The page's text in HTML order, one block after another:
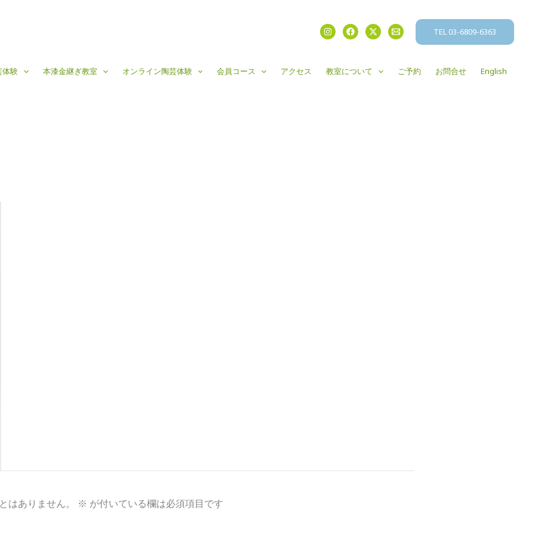
TEL 03-6809-6363
体験 本漆金継ぎ教室 オンライン陶芸体験 会員コース アクセス 教室について ご予約 お問合せ English
はありません。 ※ が付いている欄は必須項目です